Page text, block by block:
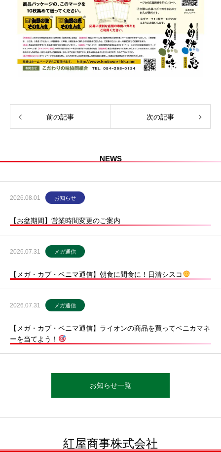
前の記事 次の記事
NEWS
2026.08.01 お知らせ
【お盆期間】営業時間変更のご案内
2026.07.31 メガ通信
【メガ・カブ・ベニマ通信】朝食に間食に！日清シスコ
2026.07.31 メガ通信
【メガ・カブ・ベニマ通信】ライオンの商品を買ってベニカマネ
ーを当てよう！
お知らせ一覧
紅屋商事株式会社